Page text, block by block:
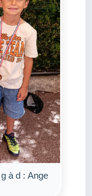
à d : Ange